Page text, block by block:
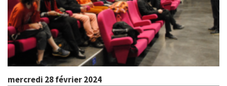
mercredi 28 février 2024